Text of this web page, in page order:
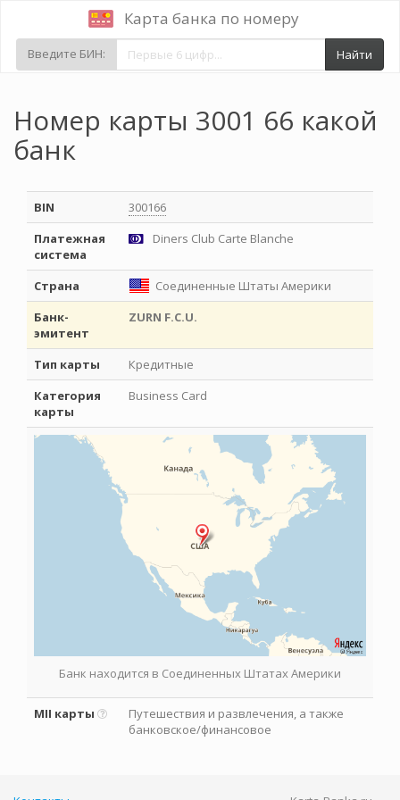
Карта банка по номеру
Введите БИН: Найти
Номер карты 3001 66 какой
банк
BIN
300166
Платежная
система
Diners Club Carte Blanche
Страна
Соединенные Штаты Америки
Банк-
эмитент
ZURN F.C.U.
Тип карты
Кредитные
Категория
карты
Business Card
Банк находится в Соединенных Штатах Америки
MII карты
Путешествия и развлечения, а также
банковское/финансовое